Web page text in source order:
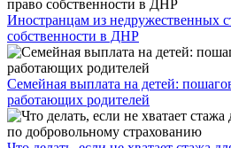
Иностранцам из недружественных
собственности в ДНР
Семейная выплата на детей:
работающих родителей